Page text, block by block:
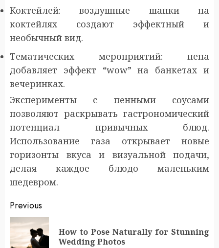
Коктейлей: воздушные шапки на
коктейлях создают эффектный и
необычный вид.
Тематических мероприятий: пена
добавляет эффект “wow” на банкетах и
вечеринках.
Эксперименты с пенными соусами
позволяют раскрывать гастрономический
потенциал привычных блюд.
Использование газа открывает новые
горизонты вкуса и визуальной подачи,
делая каждое блюдо маленьким
шедевром.
Post
navigation
Previous
How to Pose Naturally for Stunning
Wedding Photos